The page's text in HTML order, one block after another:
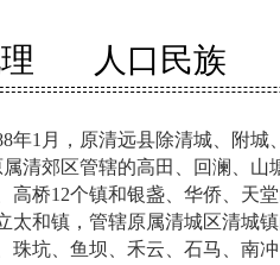
人口民族
年1月，原清远县除清城、附城
清郊区管辖的高田、回澜、山
高桥12个镇和银盏、华侨、天
太和镇，管辖原属清城区清城
珠坑、鱼坝、禾云、石马、南